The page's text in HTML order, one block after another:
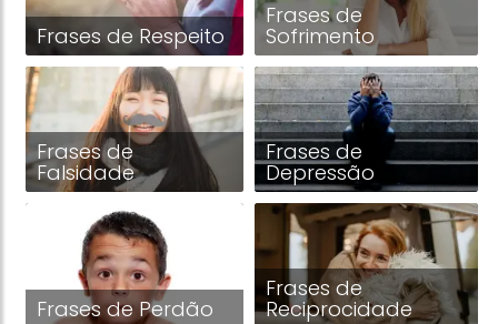
Frases de Respeito
Frases de
Sofrimento
Frases de
Falsidade
Frases de
Depressão
Frases de Perdão
Frases de
Reciprocidade